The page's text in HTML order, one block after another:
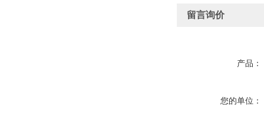
留言询价
产品：
您的单位：